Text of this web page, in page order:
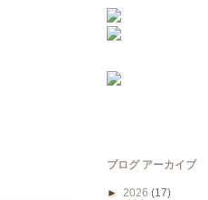
ブログ アーカイブ
► 2026 (17)